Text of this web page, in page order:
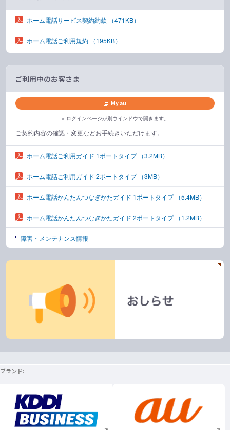
ホーム電話サービス契約約款 （471KB）
ホーム電話ご利用規約 （195KB）
ご利用中のお客さま
My au
※ ログインページが別ウインドウで開きます。
ご契約内容の確認・変更などお手続きいただけます。
ホーム電話ご利用ガイド 1ポートタイプ （3.2MB）
ホーム電話ご利用ガイド 2ポートタイプ （3MB）
ホーム電話かんたんつなぎかたガイド 1ポートタイプ （5.4MB）
ホーム電話かんたんつなぎかたガイド 2ポートタイプ （1.2MB）
障害・メンテナンス情報
ブランド
新規ウィンドウで開く 新規ウィンドウで